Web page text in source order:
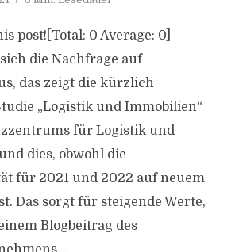
post![Total: 0 Average: 0]
die Nachfrage auf
das zeigt die kürzlich
„Logistik und Immobilien“
für Logistik und
dies, obwohl die
für 2021 und 2022 auf neuem
Das sorgt für steigende Werte,
Blogbeitrag des